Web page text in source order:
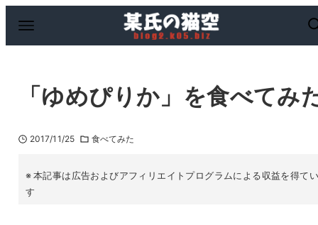
「ゆめぴりか」を食べてみ
2017/11/25 食べてみた
本記事は広告およびアフィリエイトプログラムによる収益を得て
す